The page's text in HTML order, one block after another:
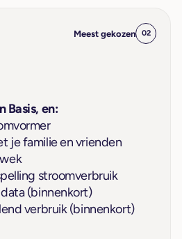
Meest gekozen 02
Basis, en:
je familie en vrienden
stroomverbruik
(binnenkort)
verbruik (binnenkort)